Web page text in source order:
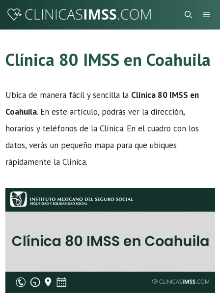
Saltar
Clínica 80 IMSS en Coahuila
Ubica de manera fácil y sencilla la Clínica 80 IMSS en
Coahuila. En este artículo, podrás ver la dirección,
horarios y teléfonos de la Clínica. En el cuadro con los
datos, verás un pequeño mapa para que ubiques
rápidamente la Clínica.